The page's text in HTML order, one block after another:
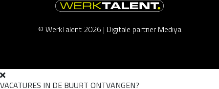
© WerkTalent 2026 | Digitale partner Mediya
VACATURES IN DE BUURT ONTVANGEN?